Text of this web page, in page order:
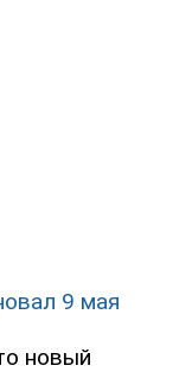
9 мая
новый